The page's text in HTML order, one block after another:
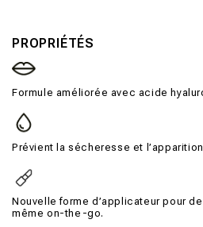
PROPRIÉTÉS
Formule améliorée avec acide
Prévient la sécheresse et
Nouvelle forme d’applicateur pour
même on-the-go.